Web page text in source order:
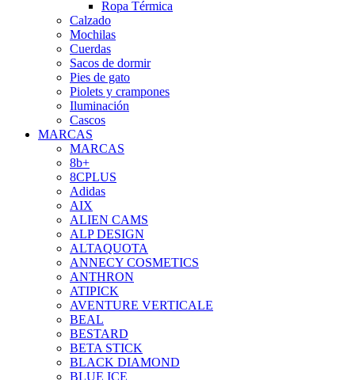
Ropa Térmica
Calzado
Mochilas
Cuerdas
Sacos de dormir
Pies de gato
Piolets y crampones
Iluminación
Cascos
MARCAS
MARCAS
8b+
8CPLUS
Adidas
AIX
ALIEN CAMS
ALP DESIGN
ALTAQUOTA
ANNECY COSMETICS
ANTHRON
ATIPICK
AVENTURE VERTICALE
BEAL
BESTARD
BETA STICK
BLACK DIAMOND
BLUE ICE